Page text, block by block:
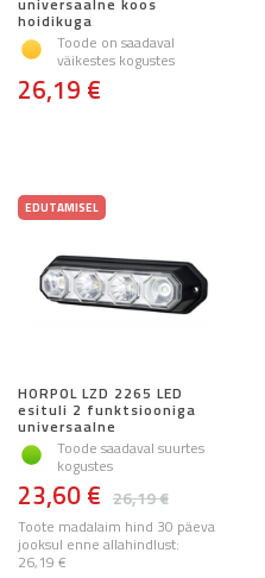
hoidikuga
Toode on saadaval
väikestes kogustes
26,19 €
EDUTAMISEL
HORPOL LZD 2265 LED
esituli 2 funktsiooniga
universaalne
Toode saadaval suurtes
kogustes
26,19 €
23,60 €
Toote madalaim hind 30 päeva
jooksul enne allahindlust:
26,19 €